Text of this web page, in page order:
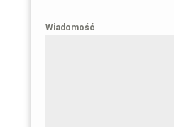
Wiadomość